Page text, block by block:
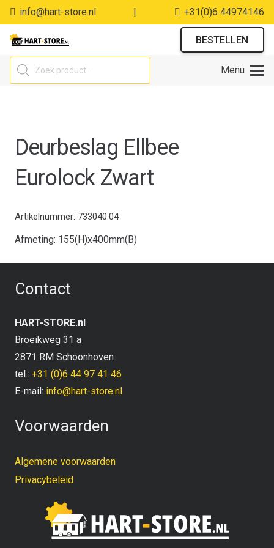
info@hart-store.nl | +31(0)6 44974146
BESTELLEN
Producten
zoeken
Menu
Deurbeslag Ellbee
Eurolock Zwart
Artikelnummer: 733040.04
Afmeting: 155(H)x400mm(B)
Contact
HART-STORE.nl
Broeikweg 31 a
2871 RM Schoonhoven
tel.: +31 (0)6 44 97 41 46
E-mail: info@hart-store.nl
Voorwaarden
Algemene voorwaarden
Privacybeleid